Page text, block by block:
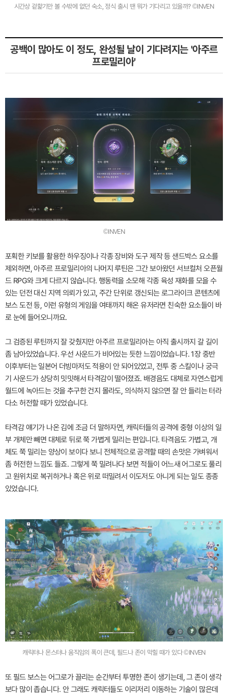
시간상 겉핥기만 볼 수밖에 없던 숙소, 정식 출시 땐 뭐가 기다리고 있을까? ©INVEN
공백이 많아도 이 정도, 완성될 날이 기다려지는 '아주르
프로밀리아'
©INVEN
포획한 키보를 활용한 하우징이나 각종 장비와 도구 제작 등 샌드박스 요소를
제외하면, 아주르 프로밀리아의 나머지 루틴은 그간 보아왔던 서브컬처 오픈월
드 RPG와 크게 다르지 않습니다. 행동력을 소모해 각종 육성 재화를 모을 수
있는 던전 대신 지역 의뢰가 있고, 주간 단위로 갱신되는 로그라이크 콘텐츠에
보스 도전 등, 이런 유형의 게임을 여태까지 해온 유저라면 친숙한 요소들이 바
로 눈에 들어오니까요.
그 검증된 루틴까지 잘 갖췄지만 아주르 프로밀리아는 아직 출시까지 갈 길이
좀 남아있었습니다. 우선 사운드가 비어있는 듯한 느낌이었습니다. 1장 중반
이후부터는 일본어 더빙마저도 적용이 안 되어있었고, 전투 중 스킬이나 궁극
기 사운드가 상당히 밋밋해서 타격감이 떨어졌죠. 배경음도 대체로 자연스럽게
월드에 녹아드는 것을 추구한 건지 몰라도, 의식하지 않으면 잘 안 들리는 터라
다소 허전할 때가 있었습니다.
타격감 얘기가 나온 김에 조금 더 말하자면, 캐릭터들의 공격에 중형 이상의 일
부 개체만 빼면 대체로 뒤로 쭉 가볍게 밀리는 편입니다. 타격음도 가볍고, 개
체도 쭉 밀리는 양상이 보이다 보니 전체적으로 공격할 때의 손맛은 가벼워서
좀 허전한 느낌도 들죠. 그렇게 쭉 밀려나다 보면 적들이 어느새 어그로도 풀리
고 원위치로 복귀하거나 혹은 위로 떠밀려서 이도저도 아니게 되는 일도 종종
있었습니다.
캐릭터나 몬스터나 움직임의 폭이 큰데, 필드나 존이 막힐 때가 있다 ©INVEN
또 필드 보스는 어그로가 끌리는 순간부터 투명한 존이 생기는데, 그 존이 생각
보다 많이 좁습니다. 안 그래도 캐릭터들도 이리저리 이동하는 기술이 많은데